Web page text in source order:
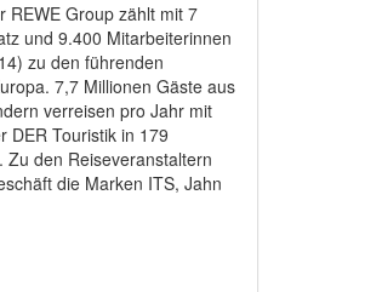
REWE Group zählt mit 7
und 9.400 Mitarbeiterinnen
zu den führenden
7,7 Millionen Gäste aus
verreisen pro Jahr mit
DER Touristik in 179
Zu den Reiseveranstaltern
die Marken ITS, Jahn